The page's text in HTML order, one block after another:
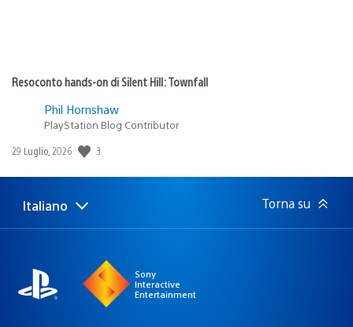
Resoconto hands-on di Silent Hill: Townfall
Phil Hornshaw
PlayStation Blog Contributor
Data
pubblicazione:
29 Luglio, 2026 3
Seleziona
Regione
Italiano Torna su
Sony
Interactive
Entertainment